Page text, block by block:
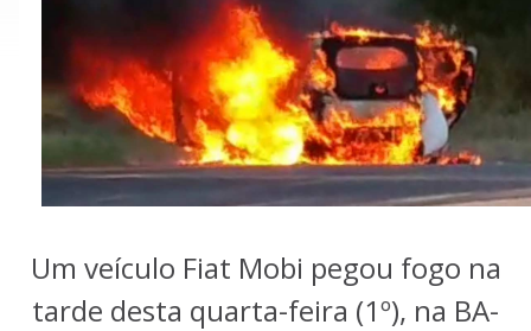
Um veículo Fiat Mobi pegou fogo na
tarde desta quarta-feira (1º), na BA-